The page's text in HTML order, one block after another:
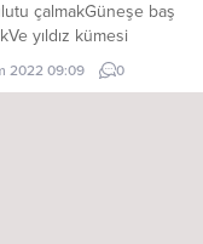
çalmakGüneşe baş
yıldız kümesi
gibi bir şeysin.. Kader
bize bıraktın bu
2022 09:09 0